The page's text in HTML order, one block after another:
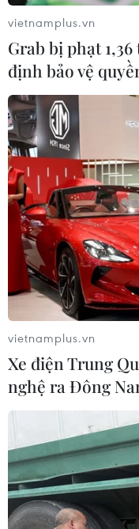
Quảng Ngãi
điện cho huyện
23/08/2014 12:24
Ngày 23/8, Tổng
tiếp nhận cáp dự án
cho huyện đảo Lý
vietnamplus.vn
Grab bị phạt
định bảo vệ
vietnamplus.vn
Xe điện Trung
nghệ ra Đông